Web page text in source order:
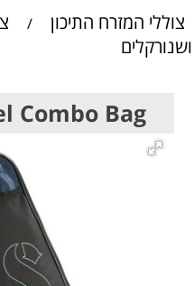
צוללי המזרח התיכון /
ושנורקלים
Combo Bag